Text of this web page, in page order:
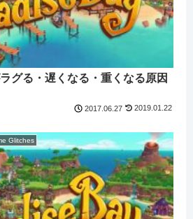
グる・遅くなる・重くなる原因
2017.06.27 2019.01.22
Glitches